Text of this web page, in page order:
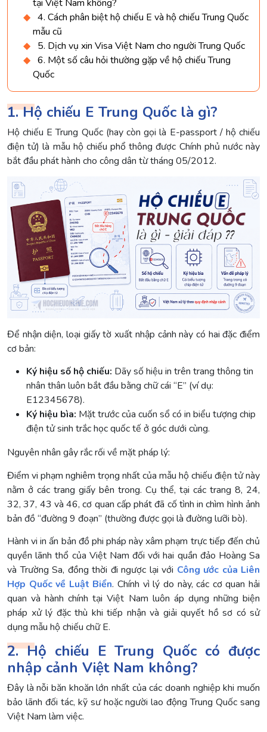
tại Việt Nam không?
4. Cách phân biệt hộ chiếu E và hộ chiếu Trung Quốc
mẫu cũ
5. Dịch vụ xin Visa Việt Nam cho người Trung Quốc
6. Một số câu hỏi thường gặp về hộ chiếu Trung
Quốc
1. Hộ chiếu E Trung Quốc là gì?
Hộ chiếu E Trung Quốc (hay còn gọi là E-passport / hộ chiếu
điện tử) là mẫu hộ chiếu phổ thông được Chính phủ nước này
bắt đầu phát hành cho công dân từ tháng 05/2012.
Để nhận diện, loại giấy tờ xuất nhập cảnh này có hai đặc điểm
cơ bản:
Ký hiệu số hộ chiếu: Dãy số hiệu in trên trang thông tin
nhân thân luôn bắt đầu bằng chữ cái “E” (ví dụ:
E12345678).
Ký hiệu bìa: Mặt trước của cuốn sổ có in biểu tượng chip
điện tử sinh trắc học quốc tế ở góc dưới cùng.
Nguyên nhân gây rắc rối về mặt pháp lý:
Điểm vi phạm nghiêm trọng nhất của mẫu hộ chiếu điện tử này
nằm ở các trang giấy bên trong. Cụ thể, tại các trang 8, 24,
32, 37, 43 và 46, cơ quan cấp phát đã cố tình in chìm hình ảnh
bản đồ “đường 9 đoạn” (thường được gọi là đường lưỡi bò).
Hành vi in ấn bản đồ phi pháp này xâm phạm trực tiếp đến chủ
quyền lãnh thổ của Việt Nam đối với hai quần đảo Hoàng Sa
và Trường Sa, đồng thời đi ngược lại với Công ước của Liên
Hợp Quốc về Luật Biển. Chính vì lý do này, các cơ quan hải
quan và hành chính tại Việt Nam luôn áp dụng những biện
pháp xử lý đặc thù khi tiếp nhận và giải quyết hồ sơ có sử
dụng mẫu hộ chiếu chữ E.
2. Hộ chiếu E Trung Quốc có được
nhập cảnh Việt Nam không?
Đây là nỗi băn khoăn lớn nhất của các doanh nghiệp khi muốn
bảo lãnh đối tác, kỹ sư hoặc người lao động Trung Quốc sang
Việt Nam làm việc.